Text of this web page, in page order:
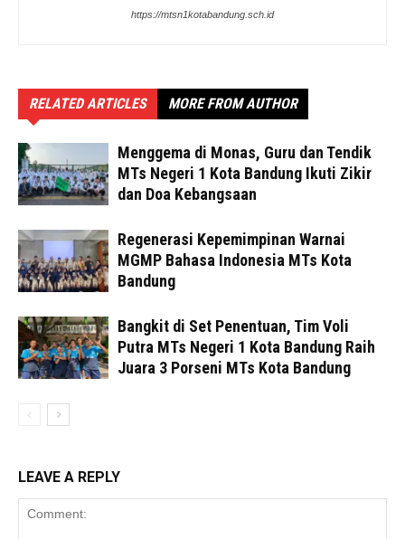
https://mtsn1kotabandung.sch.id
RELATED ARTICLES MORE FROM AUTHOR
Menggema di Monas, Guru dan Tendik
MTs Negeri 1 Kota Bandung Ikuti Zikir
dan Doa Kebangsaan
Regenerasi Kepemimpinan Warnai
MGMP Bahasa Indonesia MTs Kota
Bandung
Bangkit di Set Penentuan, Tim Voli
Putra MTs Negeri 1 Kota Bandung Raih
Juara 3 Porseni MTs Kota Bandung
LEAVE A REPLY